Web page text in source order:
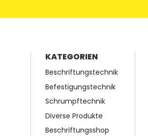
KATEGORIEN
Beschriftungstechnik
Befestigungstechnik
Schrumpftechnik
Diverse Produkte
Beschriftungsshop